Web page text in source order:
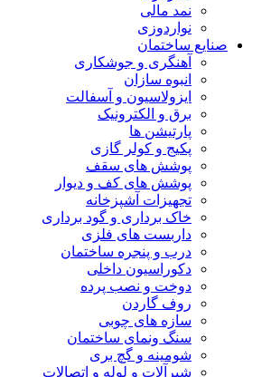
نمد مالی
نواردوزی
صنایع ساختمان
آهنگری و جوشکاری
انبوه سازان
ایزولاسیون و آسفالت
برق و الکترونیک
پارتیشن ها
پکیج و کولر گازی
پوشش های سقف
پوشش های کف و دیوار
تجهیزات آشپزخانه
خاک برداری و گود برداری
داربست های فلزی
درب و پنجره ساختمان
دکوراسیون داخلی
دوخت و نصب پرده
روف گاردن
سازه های چوبی
سنگ ونمای ساختمان
شومینه و گچ بری
شیرآلات و لوله و اتصالات